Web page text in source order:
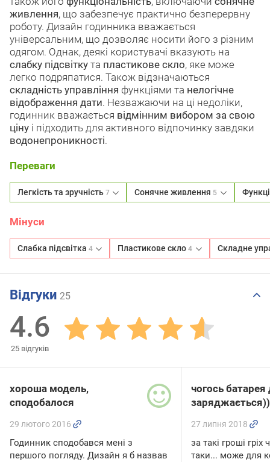
живлення, що забезпечує практично безперервну
роботу. Дизайн годинника вважається
універсальним, що дозволяє носити його з різним
одягом. Однак, деякі користувачі вказують на
слабку підсвітку та пластикове скло, яке може
легко подряпатися. Також відзначаються
складність управління функціями та нелогічне
відображення дати. Незважаючи на ці недоліки,
годинник вважається відмінним вибором за свою
ціну і підходить для активного відпочинку завдяки
водонепроникності.
Переваги
Легкість та зручність 7 Сонячне живлення 5
Мінуси
Слабка підсвітка 4 Пластикове скло4 Складне
Відгуки 25
4.6
25 відгуків
хороша модель,
сподобалося
29 лютого 2016
Годинник сподобався мені з
першого погляду. Дизайн я б назвав
чогось батарея
27 липня 2018
за такі гроші
таки... може для